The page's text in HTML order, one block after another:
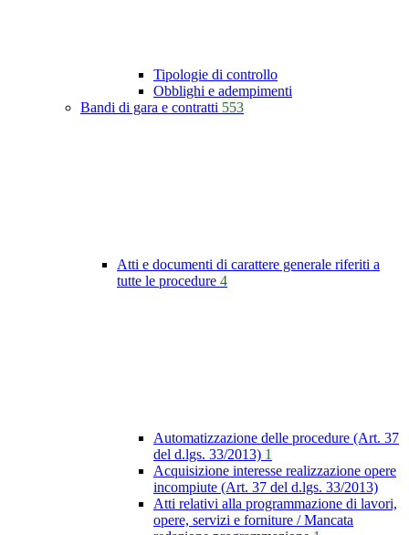
Tipologie di controllo
Obblighi e adempimenti
Bandi di gara e contratti 553
Atti e documenti di carattere generale riferiti a
tutte le procedure 4
Automatizzazione delle procedure (Art. 37
del d.lgs. 33/2013) 1
Acquisizione interesse realizzazione opere
incompiute (Art. 37 del d.lgs. 33/2013)
Atti relativi alla programmazione di lavori,
opere, servizi e forniture / Mancata